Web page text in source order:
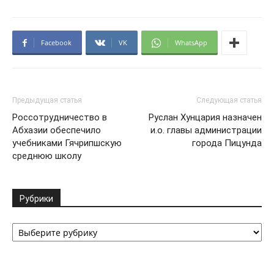
Facebook VK WhatsApp
Предыдущая статья
Россотрудничество в
Абхазии обеспечило
учебниками Гячрипшскую
среднюю школу
Следующая статья
Руслан Хунцария назначен
и.о. главы администрации
города Пицунда
Рубрики
Рубрики